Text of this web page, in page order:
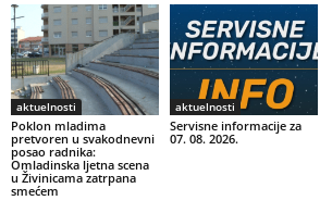
aktuelnosti
Poklon mladima
pretvoren u svakodnevni
posao radnika:
Omladinska ljetna scena
u Živinicama zatrpana
smećem
aktuelnosti
Servisne informacije za
07. 08. 2026.